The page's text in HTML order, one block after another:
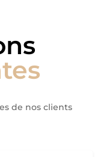
de nos clients